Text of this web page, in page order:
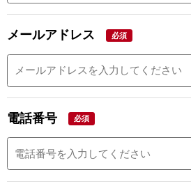
メールアドレス 必須
電話番号 必須